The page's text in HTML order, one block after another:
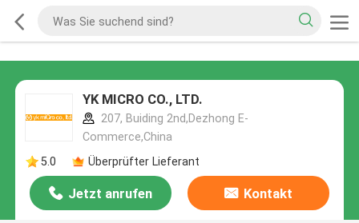
YK MICRO CO., LTD.
207, Buiding 2nd,Dezhong E-
Commerce,China
5.0
Überprüfter Lieferant
Jetzt anrufen Kontakt